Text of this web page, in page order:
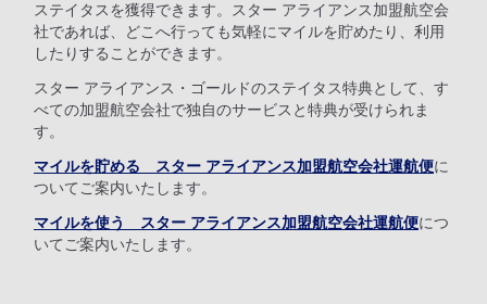
ステイタスを獲得できます。スター アライアンス加盟航空会
社であれば、どこへ行っても気軽にマイルを貯めたり、利用
したりすることができます。
スター アライアンス・ゴールドのステイタス特典として、す
べての加盟航空会社で独自のサービスと特典が受けられま
す。
マイルを貯める スター アライアンス加盟航空会社運航便に
ついてご案内いたします。
マイルを使う スター アライアンス加盟航空会社運航便につ
いてご案内いたします。